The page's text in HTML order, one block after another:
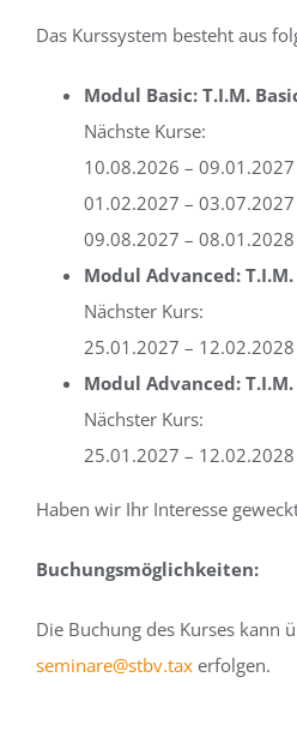
Das Kurssystem besteht aus
Modul Basic: T.I.M.
Nächste Kurse:
10.08.2026 – 09.01.2027
01.02.2027 – 03.07.2027
09.08.2027 – 08.01.2028
Modul Advanced:
Nächster Kurs:
25.01.2027 – 12.02.2028
Modul Advanced:
Nächster Kurs:
25.01.2027 – 12.02.2028
Haben wir Ihr Interesse
Buchungsmöglichkeiten:
Die Buchung des Kurses kann
seminare@stbv.taxerfolgen.